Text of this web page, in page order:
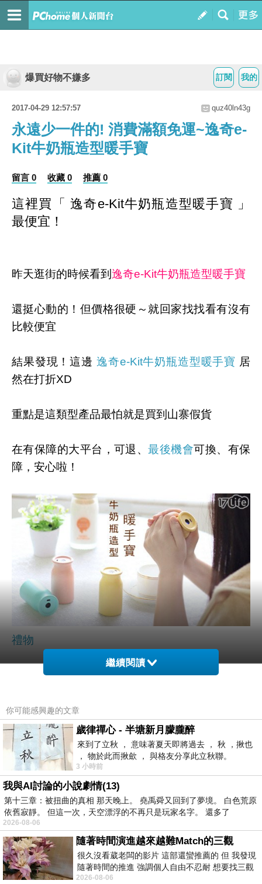
我的
訂閱
爆買好物不嫌多
2017-04-29 12:57:57 quz40ln43g
永遠少一件的! 消費滿額免運~逸奇e-
Kit牛奶瓶造型暖手寶
留言 0 收藏 0 推薦 0
這裡買「 逸奇e-Kit牛奶瓶造型暖手寶 」
最便宜！
昨天逛街的時候看到 逸奇e-Kit牛奶瓶造型暖手寶
還挺心動的！但價格很硬～就回家找找看有沒有
比較便宜
結果發現！這邊 逸奇e-Kit牛奶瓶造型暖手寶 居
然在打折XD
重點是這類型產品最怕就是買到山寨假貨
在有保障的大平台，可退、最後機會可換、有保
障，安心啦！
禮物
▲ 逸奇e-Kit牛奶瓶造型暖手寶 開箱啦！
另外跟大家說逸奇e-Kit牛奶瓶造型暖手寶
夯
價格不錯的時候就要快下手
有可能下一秒就缺貨了！！
其他價格的部份及細節→寫在這邊←！
有興趣的話就連進去看看囉！
繼續閱讀
你可能感興趣的文章
歲律禪心 - 半塘新月朦朧醉
來到了立秋 ， 意味著夏天即將過去 ， 秋 ，揪也
， 物於此而揪歛 ， 與格友分享此立秋聯。
3 小時前
我與AI討論的小說劇情(13)
第十三章：被扭曲的真相 那天晚上。 堯禹舜又回到了夢境。 白色荒原
依舊寂靜。 但這一次，天空漂浮的不再只是玩家名字。 還多了
2026-08-06
隨著時間演進越來越難Match的三觀
很久沒看葳老闆的影片 這部還蠻推薦的 但 我發現
隨著時間的推進 強調個人自由不忍耐 想要找三觀
接近的不要說對象 連朋友都超
2026-08-06